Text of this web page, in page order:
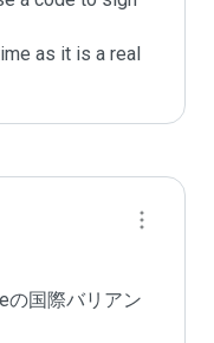
as it is a real
の国際バリアン